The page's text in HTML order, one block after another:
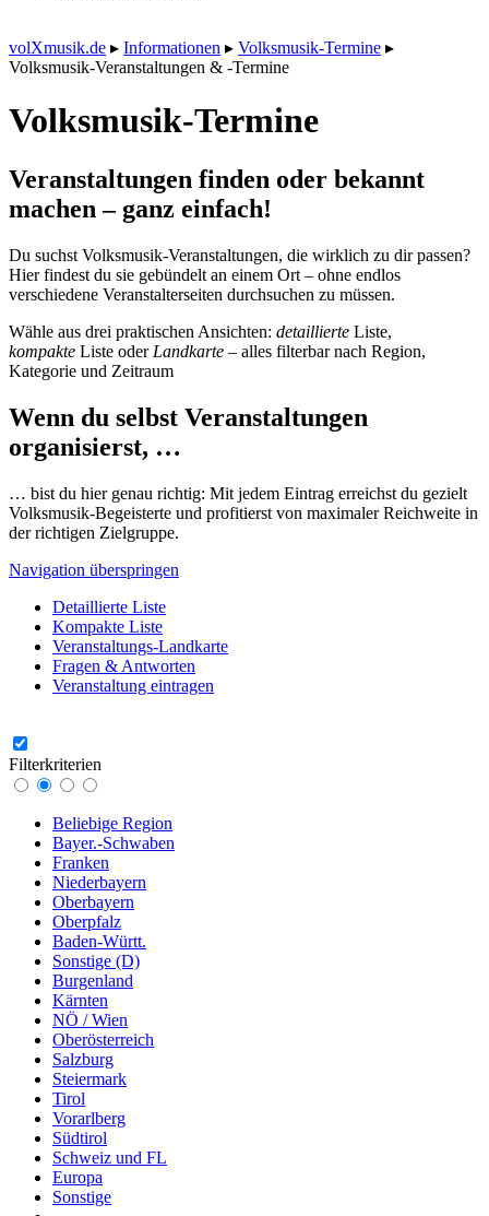
volXmusik.de ▸ Informationen ▸ Volksmusik-Termine ▸
Volksmusik-Veranstaltungen & -Termine
Volksmusik-Termine
Veranstaltungen finden oder bekannt
machen – ganz einfach!
Du suchst Volksmusik-Veranstaltungen, die wirklich zu dir passen?
Hier findest du sie gebündelt an einem Ort – ohne endlos
verschiedene Veranstalterseiten durchsuchen zu müssen.
Wähle aus drei praktischen Ansichten: detaillierte Liste,
kompakte Liste oder Landkarte – alles filterbar nach Region,
Kategorie und Zeitraum
Wenn du selbst Veranstaltungen
organisierst, …
… bist du hier genau richtig: Mit jedem Eintrag erreichst du gezielt
Volksmusik-Begeisterte und profitierst von maximaler Reichweite in
der richtigen Zielgruppe.
Navigation überspringen
Detaillierte Liste
Kompakte Liste
Veranstaltungs-Landkarte
Fragen & Antworten
Veranstaltung eintragen
Filterkriterien
Beliebige Region
Bayer.-Schwaben
Franken
Niederbayern
Oberbayern
Oberpfalz
Baden-Württ.
Sonstige (D)
Burgenland
Kärnten
NÖ / Wien
Oberösterreich
Salzburg
Steiermark
Tirol
Vorarlberg
Südtirol
Schweiz und FL
Europa
Sonstige